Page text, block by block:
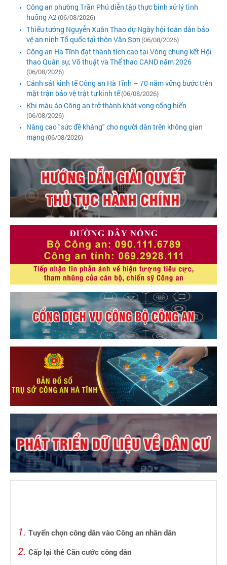
Công an phường Trần Phú diễn tập thực binh xử lý tình
huống A2 (06/08/2026)
Thiếu tướng Nguyễn Xuân Thao dự Ngày hội toàn dân bảo
vệ an ninh Tổ quốc tại thôn Văn Sơn (06/08/2026)
Công an Hà Tĩnh đạt thành tích cao tại Vòng chung kết Hội
thao Quân sự, Võ thuật và Thể thao CAND năm 2026
(06/08/2026)
Cảnh sát kinh tế Công an Hà Tĩnh – 70 năm vững bước trên
mặt trận bảo vệ trật tự kinh tế(06/08/2026)
Khi màu áo Công an trở thành khát vọng cống hiến
(06/08/2026)
Nâng cao "sức đề kháng" cho người dân trên không gian
mạng (06/08/2026)
Tuyển chọn công dân vào Công an nhân dân
Cấp lại thẻ Căn cước công dân